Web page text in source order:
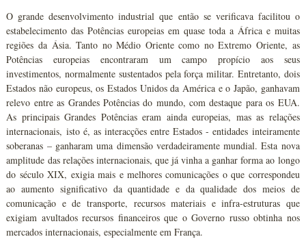
O grande desenvolvimento industrial que então se verificava facilitou o
estabelecimento das Potências europeias em quase toda a África e muitas
regiões da Ásia. Tanto no Médio Oriente como no Extremo Oriente, as
Potências europeias encontraram um campo propício aos seus
investimentos, normalmente sustentados pela força militar. Entretanto, dois
Estados não europeus, os Estados Unidos da América e o Japão, ganhavam
relevo entre as Grandes Potências do mundo, com destaque para os EUA.
As principais Grandes Potências eram ainda europeias, mas as relações
internacionais, isto é, as interacções entre Estados - entidades inteiramente
soberanas – ganharam uma dimensão verdadeiramente mundial. Esta nova
amplitude das relações internacionais, que já vinha a ganhar forma ao longo
do século XIX, exigia mais e melhores comunicações o que correspondeu
ao aumento significativo da quantidade e da qualidade dos meios de
comunicação e de transporte, recursos materiais e infra-estruturas que
exigiam avultados recursos financeiros que o Governo russo obtinha nos
mercados internacionais, especialmente em França.